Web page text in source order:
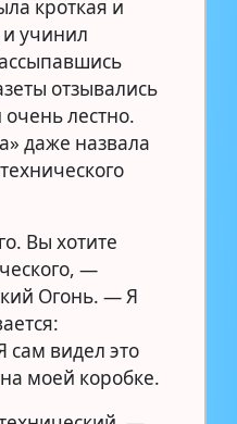
кроткая и
учинил
отзывались
лестно.
даже назвала
Вы хотите
—
Огонь. — Я
сам видел это
моей коробке.